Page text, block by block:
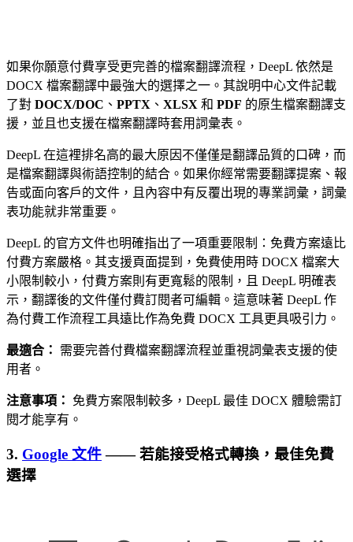
如果你願意付費享受更完善的檔案翻譯流程，DeepL 依然是
DOCX 檔案翻譯中最強大的選擇之一。其說明中心文件記載
了對 DOCX/DOC 、 PPTX 、 XLSX 和 PDF 的原生檔案翻譯支
援，並且也支援在檔案翻譯時套用詞彙表。
DeepL 在這裡排名高的最大原因不僅僅是翻譯品質的口碑，而
是檔案翻譯與術語控制的結合。如果你經常需要翻譯提案、報
告或面向客戶的文件，且內容中有反覆出現的專業詞彙，詞彙
表功能就非常重要。
DeepL 的官方文件也明確指出了一項重要限制：免費方案遠比
付費方案嚴格。其支援頁面提到，免費使用時 DOCX 檔案大
小限制較小，付費方案則有更寬鬆的限制，且 DeepL 明確表
示，翻譯後的文件僅付費訂閱者可編輯。這意味著 DeepL 作
為付費工作流程工具遠比作為免費 DOCX 工具更具吸引力。
最適合：
需要完善付費檔案翻譯流程並重視詞彙表支援的使
用者。
注意事項：
免費方案限制較多，DeepL 最佳 DOCX 體驗需訂
閱才能享有。
3. Google 文件—— 若能接受格式轉換，最佳免費
選擇